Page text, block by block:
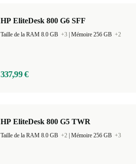
HP EliteDesk 800 G6 SFF
Taille de la RAM 8.0 GB +3 Mémoire 256 GB +2
337,99 €
HP EliteDesk 800 G5 TWR
Taille de la RAM 8.0 GB +2 Mémoire 256 GB +3